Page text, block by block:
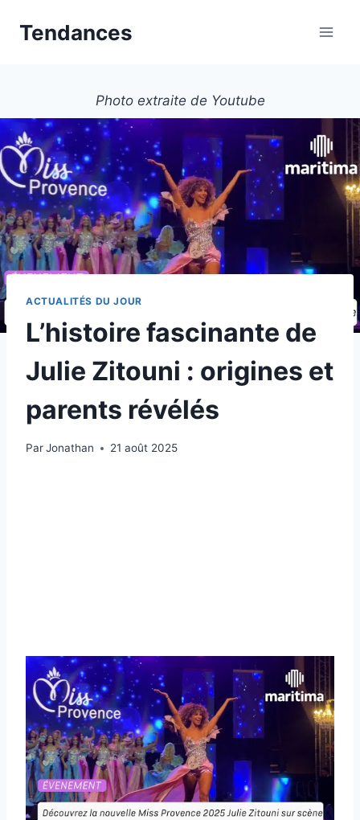
Tendances
Photo extraite de Youtube
ACTUALITÉS DU JOUR
L’histoire fascinante de
Julie Zitouni : origines et
parents révélés
ParJonathan 21 août 2025